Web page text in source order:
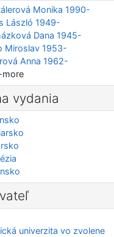
Monika 1990-
László 1949-
Dana 1945-
Miroslav 1953-
Anna 1962-
vydania
univerzita vo zvolene